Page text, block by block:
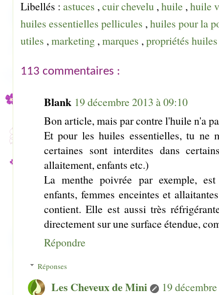
Libellés : astuces ,cuir chevelu ,huile ,huile
huiles essentielles pellicules ,huiles pour la
utiles ,marketing ,marques ,propriétés
113 commentaires :
Blank 19 décembre 2013 à 09:10
Bon article, mais par contre l'huile n'a
Et pour les huiles essentielles, tu ne
certaines sont interdites dans
allaitement, enfants etc.)
La menthe poivrée par exemple,
enfants, femmes enceintes et
contient. Elle est aussi très
directement sur une surface étendue,
Répondre
Réponses
Les Cheveux de Mini
19